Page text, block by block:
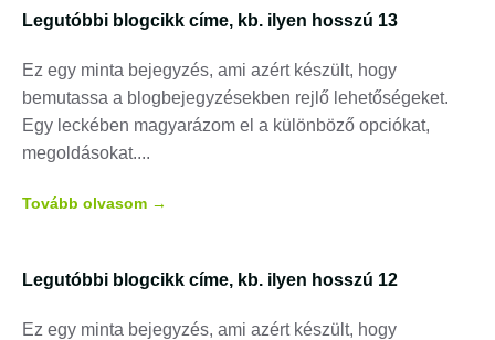
Legutóbbi blogcikk címe, kb. ilyen hosszú 13
Ez egy minta bejegyzés, ami azért készült, hogy
bemutassa a blogbejegyzésekben rejlő lehetőségeket.
Egy leckében magyarázom el a különböző opciókat,
megoldásokat.
Tovább olvasom →
Legutóbbi blogcikk címe, kb. ilyen hosszú 12
Ez egy minta bejegyzés, ami azért készült, hogy